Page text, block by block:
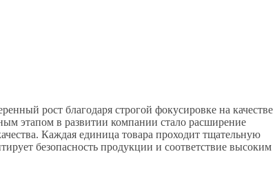
рост благодаря строгой фокусировке на качестве
этапом в развитии компании стало расширение
Каждая единица товара проходит тщательную
безопасность продукции и соответствие высоким